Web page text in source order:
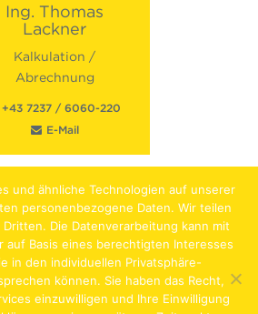
Ing. Thomas
Lackner
Kalkulation /
Abrechnung
+43 7237 / 6060-220
E-Mail
AGB Datenschutz
und ähnliche Technologien auf unserer
personenbezogene Daten. Wir teilen
Die Datenverarbeitung kann mit
auf Basis eines berechtigten Interesses
in den individuellen Privatsphäre-
können. Sie haben das Recht,
einzuwilligen und Ihre Einwilligung